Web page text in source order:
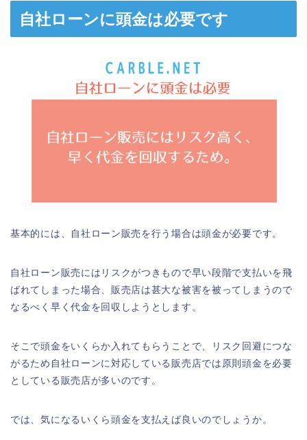
自社ローンに頭金は必要です
基本的には、自社ローン販売を行う場合は頭金が必要です。
自社ローン販売にはリスクがつきもので早い段階で支払いを飛
ばれてしまった場合、販売店は甚大な被害を被ってしまうので
なるべく早く代金を回収しようとします。
そこで頭金をいくらか入れてもらうことで、リスク回避につな
がるため自社ローンに対応している販売店では原則頭金を必要
としている販売店が多いのです。
では、気になるいくら頭金を支払えば良いのでしょうか。